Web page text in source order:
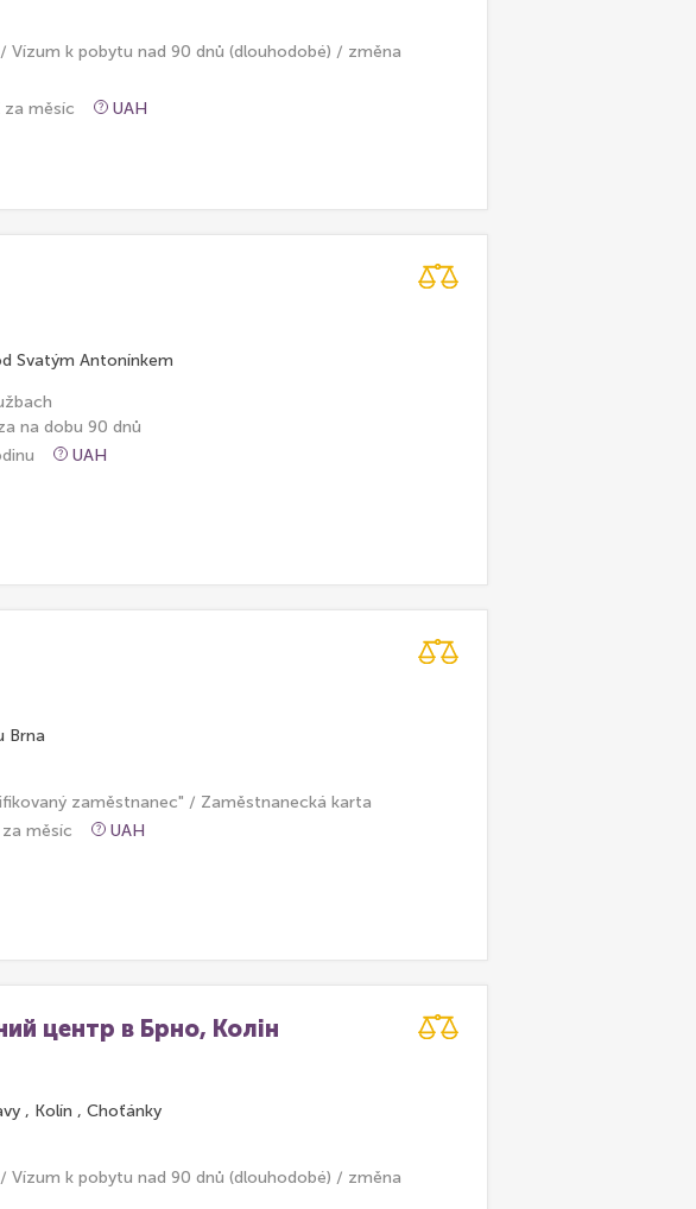
Vízum k pobytu nad 90 dnů (dlouhodobé) / změna
měsíc
UAH
Svatým Antonínkem
na dobu 90 dnů
UAH
Brna
zaměstnanec" / Zaměstnanecká karta
měsíc
UAH
центр в Брно, Колін
, Kolín , Choťánky
Vízum k pobytu nad 90 dnů (dlouhodobé) / změna